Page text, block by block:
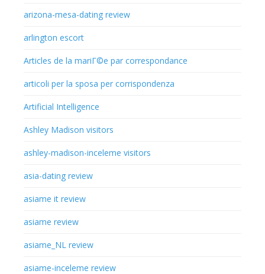
arizona-mesa-dating review
arlington escort
Articles de la mariГ©e par correspondance
articoli per la sposa per corrispondenza
Artificial Intelligence
Ashley Madison visitors
ashley-madison-inceleme visitors
asia-dating review
asiame it review
asiame review
asiame_NL review
asiame-inceleme review